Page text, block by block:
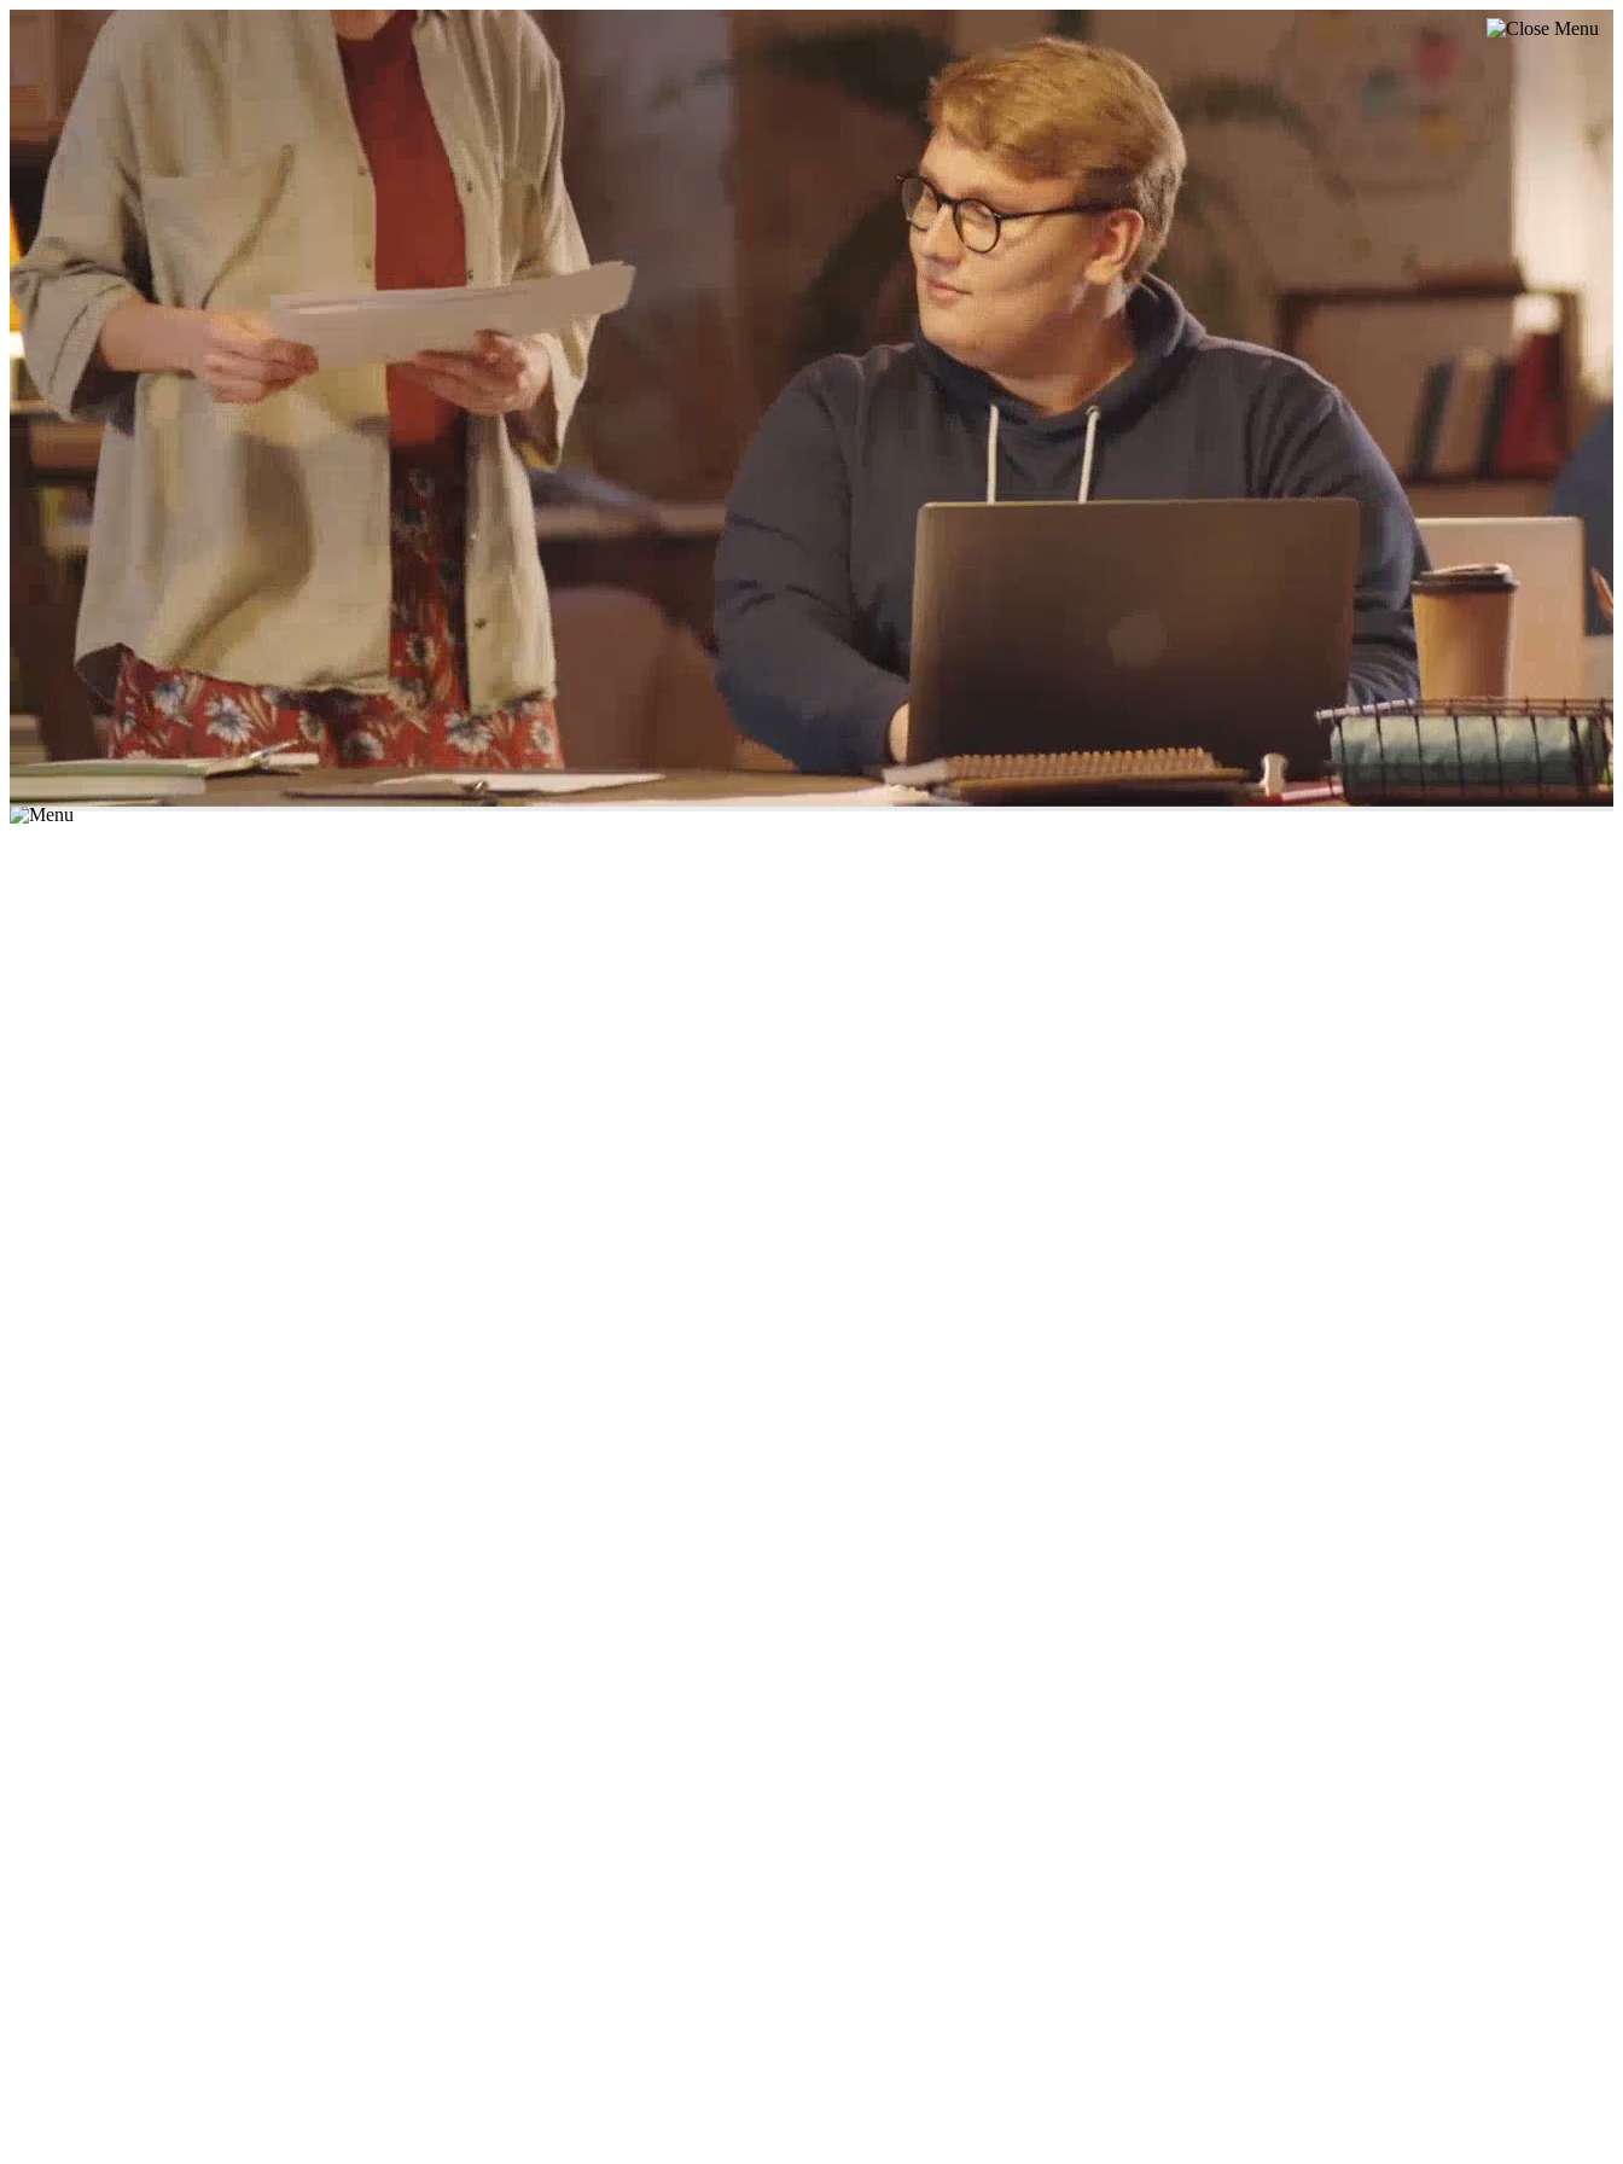
היום לומדים
מצאו מורה
הצטרפות מורים פרטיים
שירות לקוחות
משרות פתוחות
התחברות
כל הזכויות שמורות 2026 © Lessoons
חיפוש
המורים הטובים
מצאו מורה עכשיו *יש לבחור נושא לימוד / עיר מהרשימה שבשדה החיפוש
הצטרפות מורים פרטיים התחברות מצא מורה
הצטרפות מורים פרטיים התחברות מצא מורה